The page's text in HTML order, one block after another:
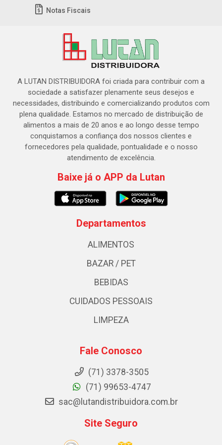
Notas Fiscais
A LUTAN DISTRIBUIDORA foi criada para contribuir com a
sociedade a satisfazer plenamente seus desejos e
necessidades, distribuindo e comercializando produtos com
plena qualidade. Estamos no mercado de distribuição de
alimentos a mais de 20 anos e ao longo desse tempo
conquistamos a confiança dos nossos clientes e
fornecedores pela qualidade, pontualidade e o nosso
atendimento de excelência.
Baixe já o APP da Lutan
Departamentos
ALIMENTOS
BAZAR / PET
BEBIDAS
CUIDADOS PESSOAIS
LIMPEZA
Fale Conosco
(71) 3378-3505
(71) 99653-4747
sac@lutandistribuidora.com.br
Site Seguro